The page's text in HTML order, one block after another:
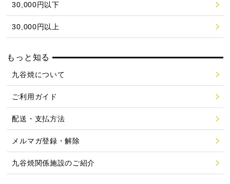
30,000円以下
30,000円以上
もっと知る
九谷焼について
ご利用ガイド
配送・支払方法
メルマガ登録・解除
九谷焼関係施設のご紹介